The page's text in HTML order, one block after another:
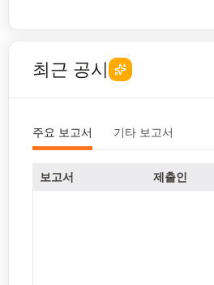
최근 공시
주요 보고서 기타 보고서
보고서 제출인